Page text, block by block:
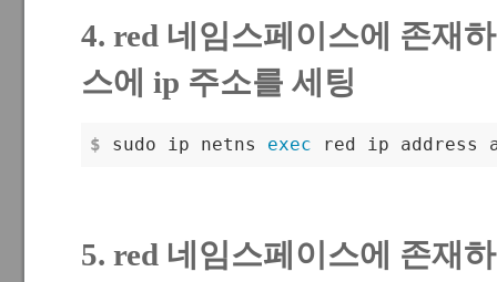
4. red 네임스페이스에 존재
스에 ip 주소를 세팅
$ sudo ip netns exec red ip address
5. red 네임스페이스에 존재